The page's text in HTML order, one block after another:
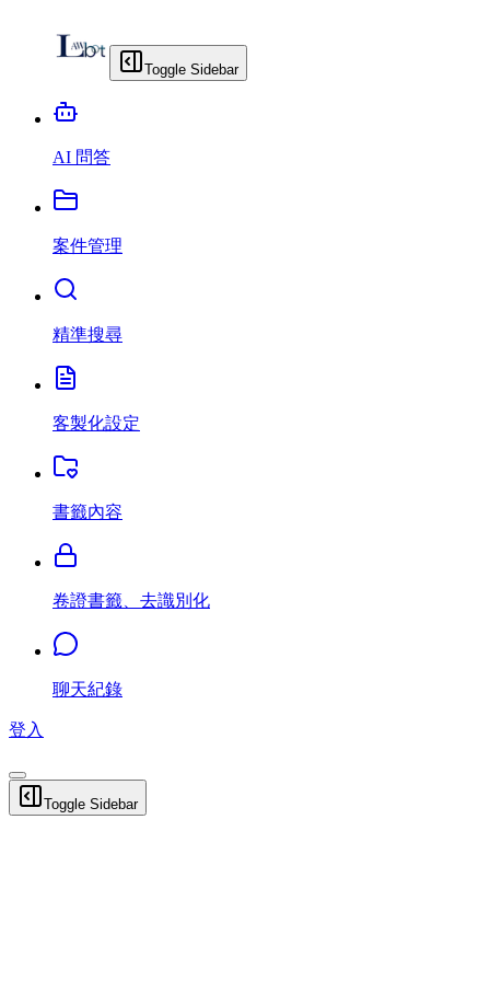
Toggle Sidebar
AI 問答
案件管理
精準搜尋
客製化設定
書籤內容
卷證書籤、去識別化
聊天紀錄
登入
Toggle Sidebar